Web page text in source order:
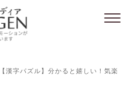
【漢字パズル】分かると嬉しい！気楽